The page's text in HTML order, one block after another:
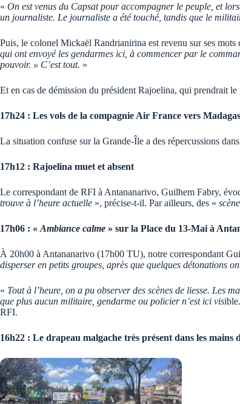
« On est venus du Capsat pour accompagner le peuple, et
un journaliste. Le journaliste a été touché, tandis que le
Puis, le colonel Mickaël Randrianirina est revenu sur ses mots
qui ont envoyé les gendarmes ici, à commencer par le
pouvoir. » C’est tout. »
Et en cas de démission du président Rajoelina, qui prendrait
17h24 : Les vols de la compagnie Air France vers
La situation confuse sur la Grande-Île a des répercussions
17h12 : Rajoelina muet et absent
Le correspondant de RFI à Antananarivo, Guilhem Fabry,
trouve à l’heure actuelle », précise-t-il. Par ailleurs, des «
17h06 : « Ambiance calme » sur la Place du 13-Mai à
À 20h00 à Antananarivo (17h00 TU), notre correspondant
disperser en petits groupes, après que quelques détonations
« Tout à l’heure, on a pu observer des scènes de liesse. Les
que plus aucun militaire, gendarme ou policier n’est ici visible.
RFI.
16h22 : Le drapeau malgache très présent dans les mains